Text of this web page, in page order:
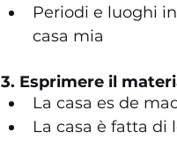
Periodi e luoghi
casa mia
3. Esprimere il
La casa es de
La casa è fatta di